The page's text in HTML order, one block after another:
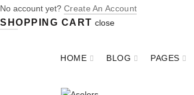
No account yet? Create An Account
SHOPPING CART close
HOME BLOG PAGES